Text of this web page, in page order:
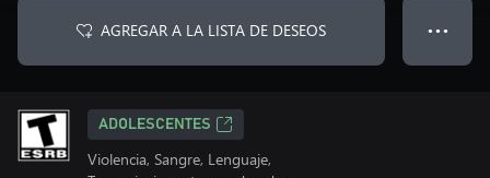
AGREGAR A LA LISTA DE DESEOS ● ● ●
ADOLESCENTES
Violencia, Sangre, Lenguaje,